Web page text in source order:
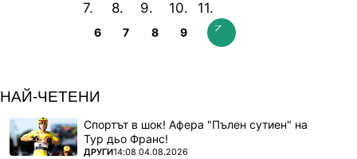
6 7 8 9
НАЙ-ЧЕТЕНИ
Спортът в шок! Афера "Пълен сутиен" на
Тур дьо Франс!
ПОВЕЧЕ ОТ
ДРУГИ14:08 04.08.2026